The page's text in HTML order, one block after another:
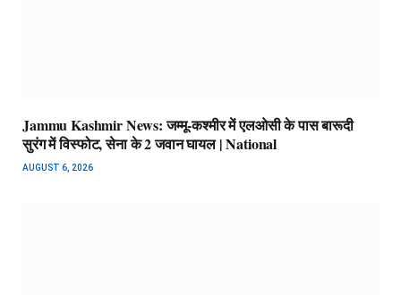
Jammu Kashmir News: जम्मू-कश्मीर में एलओसी के पास बारूदी
सुरंग में विस्फोट, सेना के 2 जवान घायल | National
AUGUST 6, 2026